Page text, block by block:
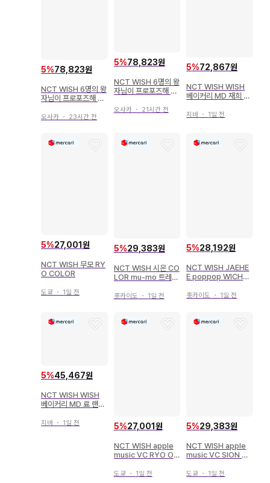
5%78,823원
NCT WISH 6명의 왕
자님이 프로포즈해 올
YA 마스코트 키링
오사카 ・ 23시간 전
5%78,823원
NCT WISH 6명의 왕
자님이 프로포즈해 올
HI 마스코트 키링
오사카・ 21시간 전
5%72,867원
NCT WISH WISH
베이커리 MD 재희 포
지바 ・ 1일 전
5%27,001원
NCT WISH 무모 RY
O COLOR
도쿄 ・ 1일 전
5%29,383원
NCT WISH 시온 CO
LOR mu-mo 트레이
홋카이도 ・ 1일 전
5%28,192원
NCT WISH JAEHE
E poppop WICHU
홋카이도 ・ 1일 전
5%45,467원
NCT WISH WISH
베이커리 MD 료 랜덤
지바 ・ 1일 전 5%27,001원
NCT WISH apple
music VC RYO Od
도쿄 ・ 1일 전
5%29,383원
NCT WISH apple
music VC SION Od
도쿄 ・ 1일 전